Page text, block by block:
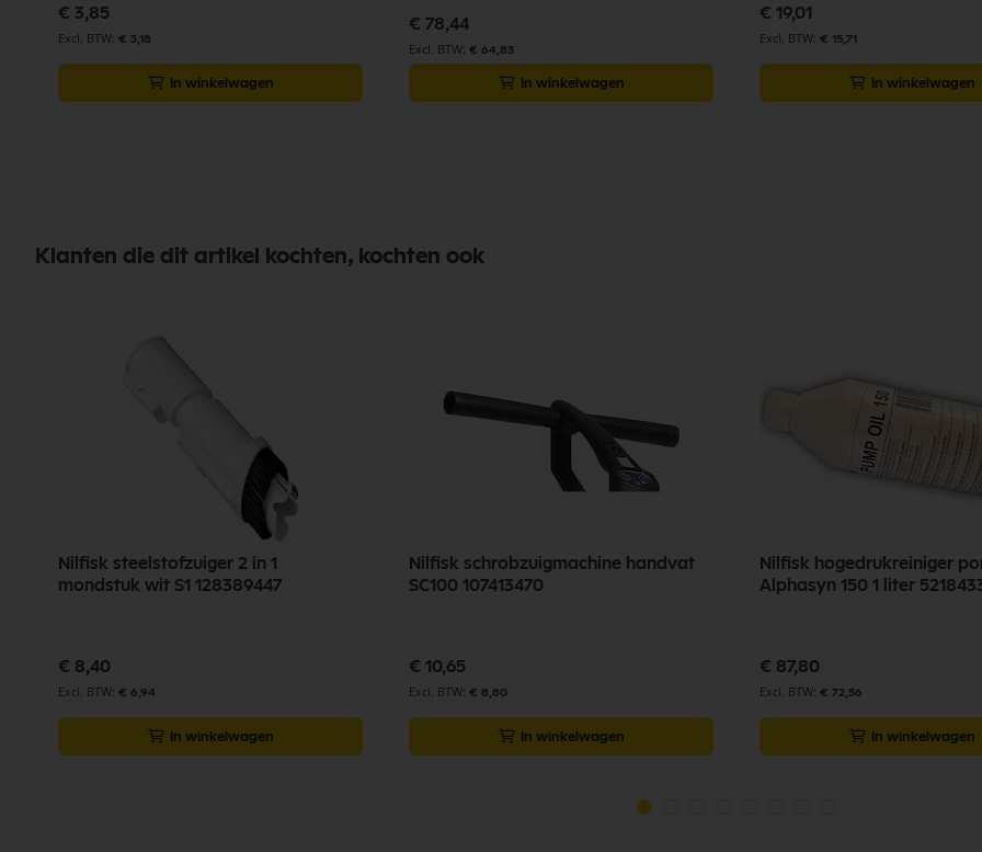
€ 3,85
€ 3,18
In winkelwagen
€ 78,44
€ 64,83
In winkelwagen
€ 19,01
€ 15,71
In winkelwagen
Klanten die dit artikel kochten, kochten ook
Nilfisk steelstofzuiger 2 in 1
mondstuk wit S1 128389447
€ 8,40
€ 6,94
In winkelwagen
Nilfisk schrobzuigmachine handvat
SC100 107413470
€ 10,65
€ 8,80
In winkelwagen
Nilfisk hogedrukreiniger
Alphasyn 150 1 liter
€ 87,80
€ 72,56
In winkelwagen